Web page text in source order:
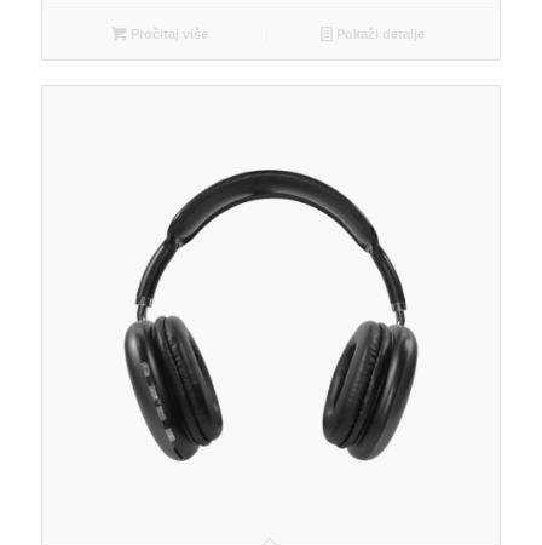
Pročitaj više Pokaži detalje